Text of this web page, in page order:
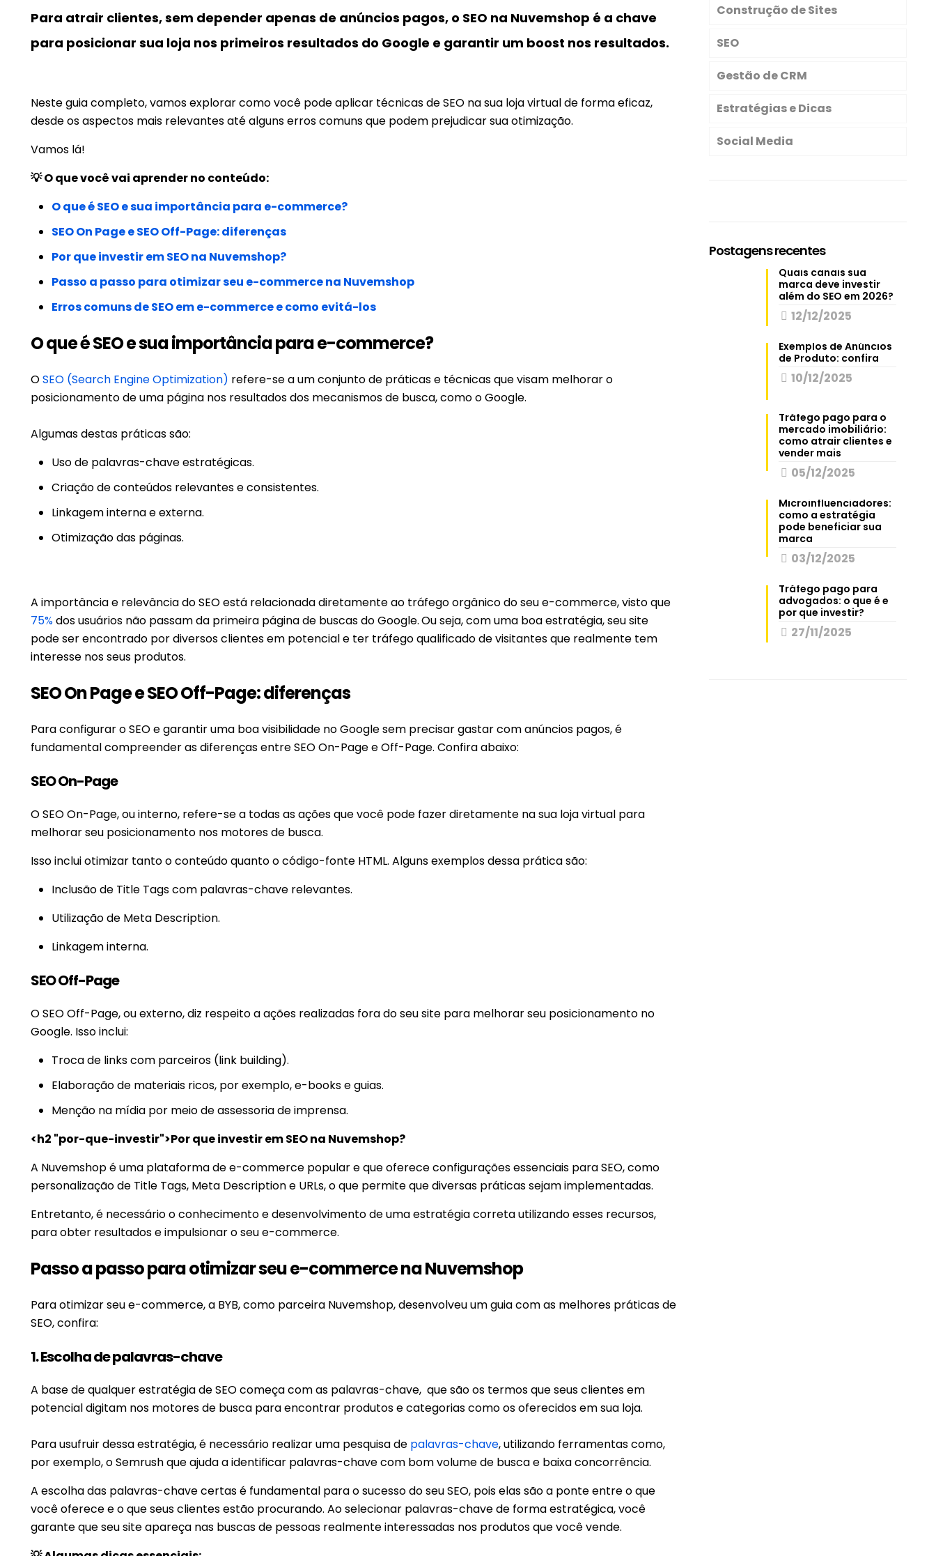
Para atrair clientes, sem depender apenas de anúncios pagos, o SEO na Nuvemshop é a chave
para posicionar sua loja nos primeiros resultados do Google e garantir um boost nos resultados.
Neste guia completo, vamos explorar como você pode aplicar técnicas de SEO na sua loja virtual de forma eficaz,
desde os aspectos mais relevantes até alguns erros comuns que podem prejudicar sua otimização.
Vamos lá!
💡 O que você vai aprender no conteúdo:
O que é SEO e sua importância para e-commerce?
SEO On Page e SEO Off-Page: diferenças
Por que investir em SEO na Nuvemshop?
Passo a passo para otimizar seu e-commerce na Nuvemshop
Erros comuns de SEO em e-commerce e como evitá-los
O que é SEO e sua importância para e-commerce?
OSEO (Search Engine Optimization) refere-se a um conjunto de práticas e técnicas que visam melhorar o
posicionamento de uma página nos resultados dos mecanismos de busca, como o Google.
Algumas destas práticas são:
Uso de palavras-chave estratégicas.
Criação de conteúdos relevantes e consistentes.
Linkagem interna e externa.
Otimização das páginas.
A importância e relevância do SEO está relacionada diretamente ao tráfego orgânico do seu e-commerce, visto que
75%dos usuários não passam da primeira página de buscas do Google.Ou seja, com uma boa estratégia, seu site
pode ser encontrado por diversos clientes em potencial e ter tráfego qualificado de visitantes que realmente tem
interesse nos seus produtos.
SEO On Page e SEO Off-Page: diferenças
Para configurar o SEO e garantir uma boa visibilidade no Google sem precisar gastar com anúncios pagos, é
fundamental compreender as diferenças entre SEO On-Page e Off-Page. Confira abaixo:
SEO On-Page
O SEO On-Page, ou interno, refere-se a todas as ações que você pode fazer diretamente na sua loja virtual para
melhorar seu posicionamento nos motores de busca.
Isso inclui otimizar tanto o conteúdo quanto o código-fonte HTML. Alguns exemplos dessa prática são:
Inclusão de Title Tags com palavras-chave relevantes.
Utilização de Meta Description.
Linkagem interna.
SEO Off-Page
O SEO Off-Page, ou externo, diz respeito a ações realizadas fora do seu site para melhorar seu posicionamento no
Google. Isso inclui:
Troca de links com parceiros (link building).
Elaboração de materiais ricos, por exemplo, e-books e guias.
Menção na mídia por meio de assessoria de imprensa.
<h2 "por-que-investir">Por que investir em SEO na Nuvemshop?
A Nuvemshop é uma plataforma de e-commerce popular e que oferece configurações essenciais para SEO, como
personalização de Title Tags, Meta Description e URLs, o que permite que diversas práticas sejam implementadas.
Entretanto, é necessário o conhecimento e desenvolvimento de uma estratégia correta utilizando esses recursos,
para obter resultados e impulsionar o seu e-commerce.
Passo a passo para otimizar seu e-commerce na Nuvemshop
Para otimizar seu e-commerce, a BYB, como parceira Nuvemshop, desenvolveu um guia com as melhores práticas de
SEO, confira:
1. Escolha de palavras-chave
A base de qualquer estratégia de SEO começa com as palavras-chave, que são os termos que seus clientes em
potencial digitam nos motores de busca para encontrar produtos e categorias como os oferecidos em sua loja.
Para usufruir dessa estratégia, é necessário realizar uma pesquisa de palavras-chave, utilizando ferramentas como,
por exemplo, o Semrush que ajuda a identificar palavras-chave com bom volume de busca e baixa concorrência.
A escolha das palavras-chave certas é fundamental para o sucesso do seu SEO, pois elas são a ponte entre o que
você oferece e o que seus clientes estão procurando. Ao selecionar palavras-chave de forma estratégica, você
garante que seu site apareça nas buscas de pessoas realmente interessadas nos produtos que você vende.
Construção de Sites
SEO
Gestão de CRM
Estratégias e Dicas
Social Media
Postagens recentes
Quais canais sua
marca deve investir
além do SEO em 2026?
12/12/2025
Exemplos de Anúncios
de Produto: confira
10/12/2025
Tráfego pago para o
mercado imobiliário:
como atrair clientes e
vender mais
05/12/2025
Microinfluenciadores:
como a estratégia
pode beneficiar sua
marca
03/12/2025
Tráfego pago para
advogados: o que é e
por que investir?
27/11/2025